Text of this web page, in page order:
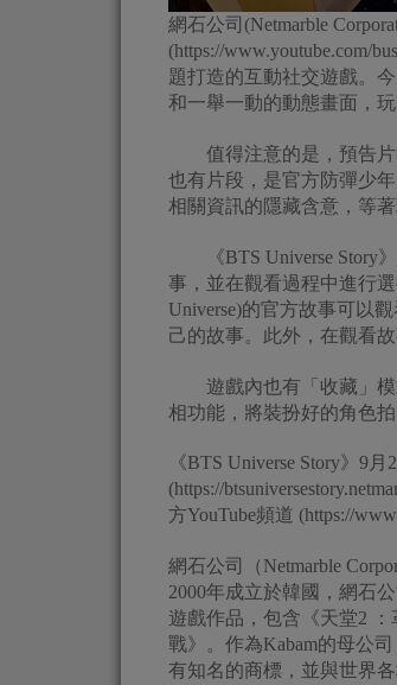
網石公司(Netmarble
(https://www.youtube.com/
題打造的互動社交遊戲。
和一舉一動的動態畫面，
值得注意的是，預告片
也有片段，是官方防彈少
相關資訊的隱藏含意，等
《BTS Universe Story》
事，並在觀看過程中進行
Universe)的官方故事可以
己的故事。此外，在觀看
遊戲內也有「收藏」模
相功能，將裝扮好的角色拍
《BTS Universe Story》9
(https://
方YouTube頻道 (https://
網石公司（Netmarble
2000年成立於韓國，網石
遊戲作品，包含《天堂2
戰》。作為Kabam的母公
有知名的商標，並與世界